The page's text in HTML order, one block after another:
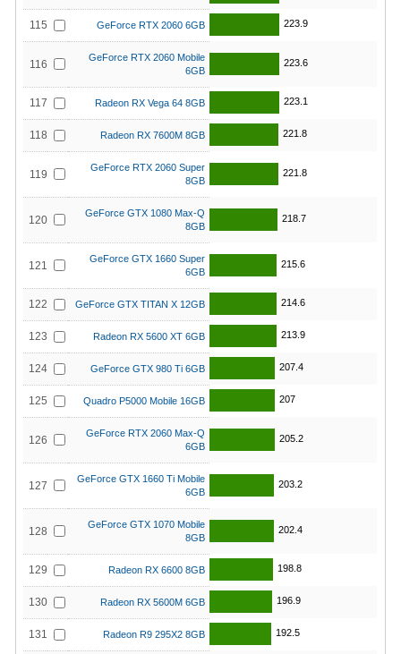
115 GeForce RTX 2060 6GB 223.9
116
GeForce RTX 2060 Mobile
6GB
223.6
117 Radeon RX Vega 64 8GB 223.1
118 Radeon RX 7600M 8GB 221.8
119
GeForce RTX 2060 Super
8GB
221.8
120
GeForce GTX 1080 Max-Q
8GB
218.7
121
GeForce GTX 1660 Super
6GB
215.6
122 GeForce GTX TITAN X 12GB 214.6
123 Radeon RX 5600 XT 6GB 213.9
124 GeForce GTX 980 Ti 6GB 207.4
125 Quadro P5000 Mobile 16GB 207
126
GeForce RTX 2060 Max-Q
6GB
205.2
127
GeForce GTX 1660 Ti Mobile
6GB
203.2
128
GeForce GTX 1070 Mobile
8GB
202.4
129 Radeon RX 6600 8GB 198.8
130 Radeon RX 5600M 6GB 196.9
131 Radeon R9 295X2 8GB 192.5